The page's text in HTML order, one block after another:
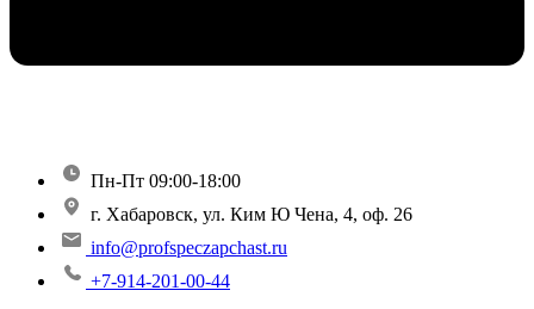
Пн-Пт 09:00-18:00
г. Хабаровск, ул. Ким Ю Чена, 4, оф. 26
info@profspeczapchast.ru
+7-914-201-00-44